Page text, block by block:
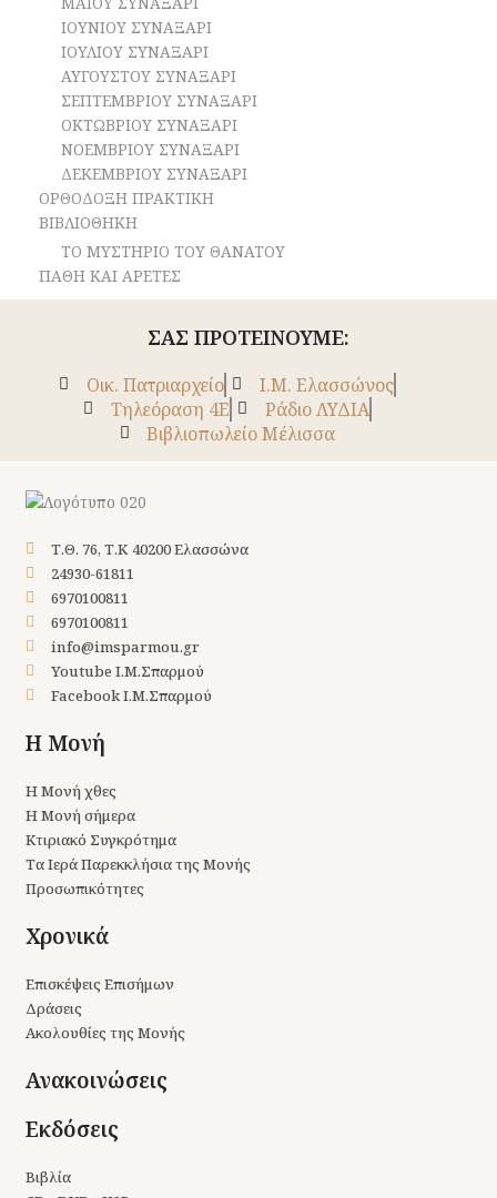
ΙΟΥΝΙΟΥ ΣΥΝΑΞΑΡΙ
ΙΟΥΛΙΟΥ ΣΥΝΑΞΑΡΙ
ΑΥΓΟΥΣΤΟΥ ΣΥΝΑΞΑΡΙ
ΣΕΠΤΕΜΒΡΙΟΥ ΣΥΝΑΞΑΡΙ
ΟΚΤΩΒΡΙΟΥ ΣΥΝΑΞΑΡΙ
ΝΟΕΜΒΡΙΟΥ ΣΥΝΑΞΑΡΙ
ΔΕΚΕΜΒΡΙΟΥ ΣΥΝΑΞΑΡΙ
ΟΡΘΟΔΟΞΗ ΠΡΑΚΤΙΚΗ
ΒΙΒΛΙΟΘΗΚΗ
ΤΟ ΜΥΣΤΗΡΙΟ ΤΟΥ ΘΑΝΑΤΟΥ
ΠΑΘΗ ΚΑΙ ΑΡΕΤΕΣ
ΣΑΣ ΠΡΟΤΕΙΝΟΥΜΕ:
Οικ. Πατριαρχείο
Ι.Μ. Ελασσώνος
Tηλεόραση 4Ε
Ράδιο ΛΥΔΙΑ
Βιβλιοπωλείο Μέλισσα
Τ.Θ. 76, Τ.Κ 40200 Ελασσώνα
24930-61811
6970100811
6970100811
info@imsparmou.gr
Youtube Ι.Μ.Σπαρμού
Facebook Ι.Μ.Σπαρμού
Η Μονή
Η Μονή χθες
Η Μονή σήμερα
Κτιριακό Συγκρότημα
Τα Ιερά Παρεκκλήσια της Μονής
Προσωπικότητες
Χρονικά
Επισκέψεις Επισήμων
Δράσεις
Ακολουθίες της Μονής
Ανακοινώσεις
Εκδόσεις
Βιβλία